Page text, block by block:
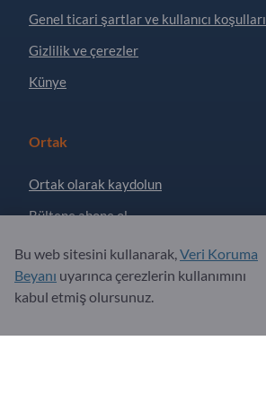
Genel ticari şartlar ve kullanıcı koşulları
Gizlilik ve çerezler
Künye
Ortak
Ortak olarak kaydolun
Bültene abone ol
Sorular?
Bu web sitesini kullanarak,Veri Koruma
Beyanı uyarınca çerezlerin kullanımını
kabul etmiş olursunuz.